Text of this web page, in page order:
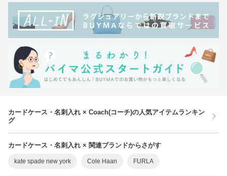
カードケース・名刺入れ × Coach(コーチ)の人気アイテムランキン
グ
カードケース・名刺入れ × 関連ブランドからさがす
kate spade new york Cole Haan FURLA